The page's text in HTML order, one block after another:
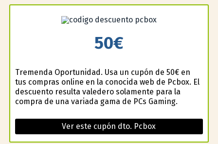
50€
Tremenda Oportunidad. Usa un cupón de 50€ en
tus compras online en la conocida web de Pcbox. El
descuento resulta valedero solamente para la
compra de una variada gama de PCs Gaming.
Ver este cupón dto. Pcbox